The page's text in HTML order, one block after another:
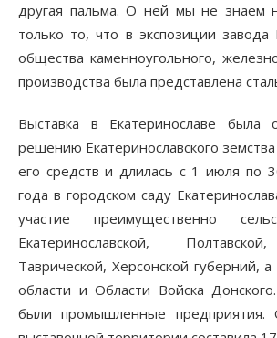
другая пальма. О ней мы не знаем
только то, что в экспозиции завода
общества каменноугольного,
производства была представлена
Выставка в Екатеринославе была
решению Екатеринославского земства
его средств и длилась с 1 июля по
года в городском саду
участие преимущественно
Екатеринославской,
Таврической, Херсонской губерний,
области и Области Войска
были промышленные